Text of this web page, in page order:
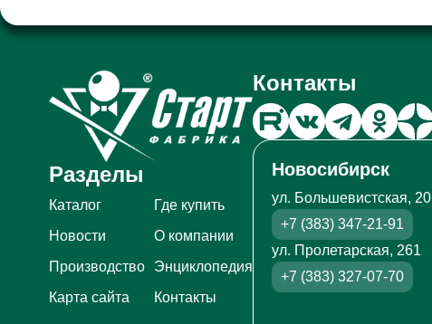
Разделы
Каталог
Где купить
Новости
О компании
Производство
Энциклопедия
Карта сайта
Контакты
Контакты
Новосибирск
ул. Большевистская, 20
+7 (383) 347-21-91
ул. Пролетарская, 261
+7 (383) 327-07-70